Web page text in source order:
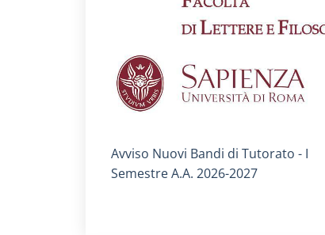
Titolo card:
Avviso Nuovi Bandi di Tutorato - I
Semestre A.A. 2026-2027